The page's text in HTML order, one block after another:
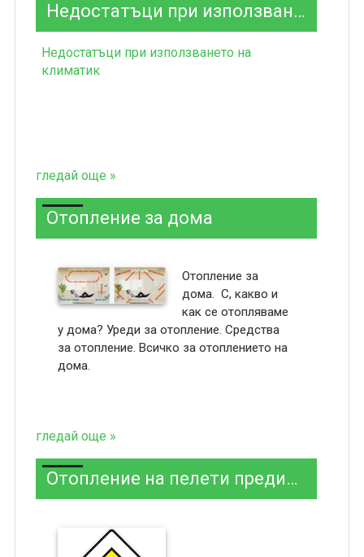
Недостатъци при използването на климатик
Недостатъци при използването на
климатик
гледай още »
Отопление за дома
Отопление за
дома. С, какво и
как се отопляваме
у дома? Уреди за отопление. Средства
за отопление. Всичко за отоплението на
дома.
гледай още »
Отопление на пелети предимства